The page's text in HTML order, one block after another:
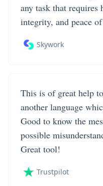
any task that requires
integrity, and peace
Skywork
This is of great help
another language
Good to know the
possible
Great tool!
Trustpilot